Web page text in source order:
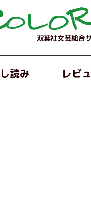
双葉社文芸総合
読み レビ